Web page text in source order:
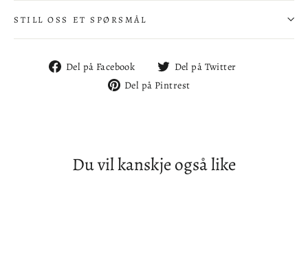
STILL OSS ET SPØRSMÅL
Del på Facebook
Del
på
Del på Twitter
Del på Pintrest
Du vil kanskje også like